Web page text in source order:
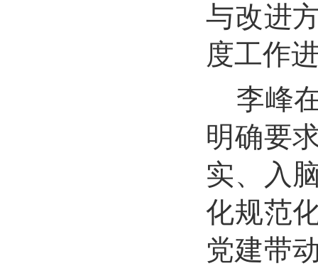
与改进
度工作
李峰
明确要
实、入
化规范
党建带